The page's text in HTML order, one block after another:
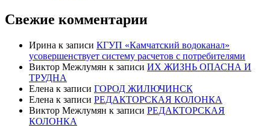
Свежие комментарии
Ирина к записи КГУП «Камчатский водоканал»
усовершенствует систему расчетов с потребителями
Виктор Межлумян к записи ИХ ЖИЗНЬ ОПАСНА И
ТРУДНА
Елена к записи ГОРОД ЖИЛЮЧИНСК
Елена к записи РЕДАКТОРСКАЯ КОЛОНКА
Виктор Межлумян к записи РЕДАКТОРСКАЯ
КОЛОНКА